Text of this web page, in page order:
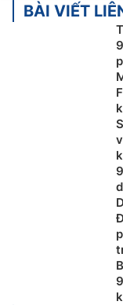
BÀI VIẾT